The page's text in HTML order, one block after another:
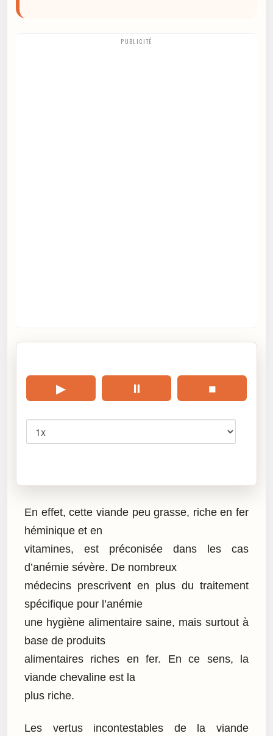
PUBLICITÉ
▶ ⏸ ■
En effet, cette viande peu grasse, riche en fer
héminique et en
vitamines, est préconisée dans les cas
d’anémie sévère. De nombreux
médecins prescrivent en plus du traitement
spécifique pour l’anémie
une hygiène alimentaire saine, mais surtout à
base de produits
alimentaires riches en fer. En ce sens, la
viande chevaline est la
plus riche.
Les vertus incontestables de la viande